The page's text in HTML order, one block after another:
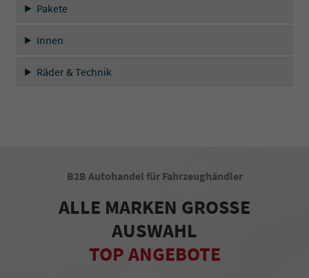
Pakete
Innen
Räder & Technik
B2B Autohandel für Fahrzeughändler
ALLE MARKEN GROSSE
AUSWAHL
TOP ANGEBOTE